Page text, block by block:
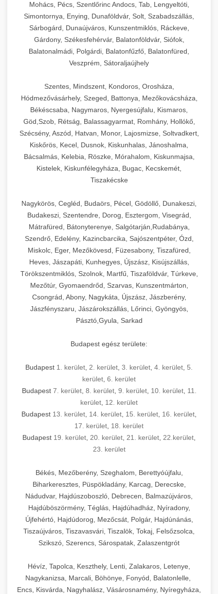
Mohács, Pécs, Szentlőrinc Andocs, Tab, Lengyeltóti,
Simontornya, Enying, Dunaföldvár, Solt, Szabadszállás,
Sárbogárd, Dunaújváros, Kunszentmiklós, Ráckeve,
Gárdony, Székesfehérvár, Balatonföldvár, Siófok,
Balatonalmádi, Polgárdi, Balatonfűzfő, Balatonfüred,
Veszprém, Sátoraljaújhely
Szentes, Mindszent, Kondoros, Orosháza,
Hódmezővásárhely, Szeged, Battonya, Mezőkovácsháza,
Békéscsaba, Nagymaros, Nyergesújfalu, Kismaros,
Göd,Szob, Rétság, Balassagyarmat, Romhány, Hollókő,
Szécsény, Aszód, Hatvan, Monor, Lajosmizse, Soltvadkert,
Kiskőrös, Kecel, Dusnok, Kiskunhalas, Jánoshalma,
Bácsalmás, Kelebia, Röszke, Mórahalom, Kiskunmajsa,
Kistelek, Kiskunfélegyháza, Bugac, Kecskemét,
Tiszakécske
Nagykörös, Cegléd, Budaörs, Pécel, Gödöllő, Dunakeszi,
Budakeszi, Szentendre, Dorog, Esztergom, Visegrád,
Mátrafüred, Bátonyterenye, Salgótarján,Rudabánya,
Szendrő, Edelény, Kazincbarcika, Sajószentpéter, Ózd,
Miskolc, Eger, Mezőkövesd, Füzesabony, Tiszafüred,
Heves, Jászapáti, Kunhegyes, Újszász, Kisújszállás,
Törökszentmiklós, Szolnok, Martfű, Tiszaföldvár, Túrkeve,
Mezőtúr, Gyomaendrőd, Szarvas, Kunszentmárton,
Csongrád, Abony, Nagykáta, Újszász, Jászberény,
Jászfényszaru, Jászárokszállás, Lőrinci, Gyöngyös,
Pásztó,Gyula, Sarkad
Budapest egész területe:
Budapest 1. kerület 2. kerület 3. kerület 4. kerület 5.
kerület 6. kerület
Budapest 7. kerület, 8. kerület, 9. kerület, 10. kerület, 11.
kerület 12. kerület
Budapest 13. kerület 14. kerület 15. kerület 16. kerület
17. kerület 18. kerület
Budapest 19. kerület 20. kerület 21. kerület 22.kerület
23. kerület
Békés, Mezőberény, Szeghalom, Berettyóújfalu,
Biharkeresztes, Püspökladány, Karcag, Derecske,
Nádudvar, Hajdúszoboszló, Debrecen, Balmazújváros,
Hajdúböszörmény, Téglás, Hajdúhadház, Nyíradony,
Újfehértó, Hajdúdorog, Mezőcsát, Polgár, Hajdúnánás,
Tiszaújváros, Tiszavasvári, Tiszalök, Tokaj, Felsőzsolca,
Szikszó, Szerencs, Sárospatak, Zalaszentgrót
Hévíz, Tapolca, Keszthely, Lenti, Zalakaros, Letenye,
Nagykanizsa, Marcali, Böhönye, Fonyód, Balatonlelle,
Encs, Kisvárda, Nagyhalász, Vásárosnamény, Nyíregyháza,